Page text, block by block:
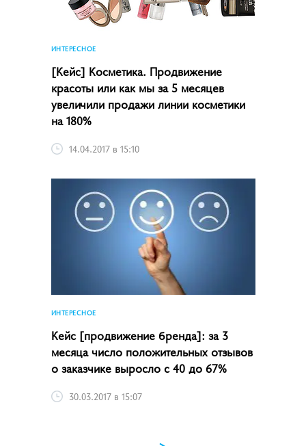
ИНТЕРЕСНОЕ
[Кейс] Косметика. Продвижение
красоты или как мы за 5 месяцев
увеличили продажи линии косметики
на 180%
14.04.2017 в 15:10
ИНТЕРЕСНОЕ
Кейс [продвижение бренда]: за 3
месяца число положительных отзывов
о заказчике выросло с 40 до 67%
30.03.2017 в 15:07